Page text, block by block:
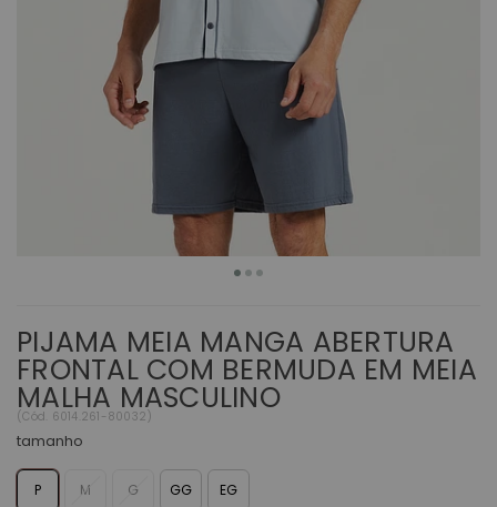
PIJAMA MEIA MANGA ABERTURA
FRONTAL COM BERMUDA EM MEIA
MALHA MASCULINO
(Cód. 6014.261-80032)
tamanho
P M G GG EG